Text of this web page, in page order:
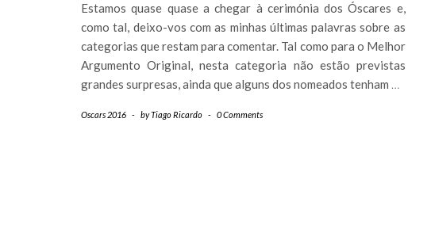
Estamos quase quase a chegar à cerimónia dos Óscares e,
como tal, deixo-vos com as minhas últimas palavras sobre as
categorias que restam para comentar. Tal como para o Melhor
Argumento Original, nesta categoria não estão previstas
grandes surpresas, ainda que alguns dos nomeados tenham …
Oscars 2016 - byTiago Ricardo - 0 Comments